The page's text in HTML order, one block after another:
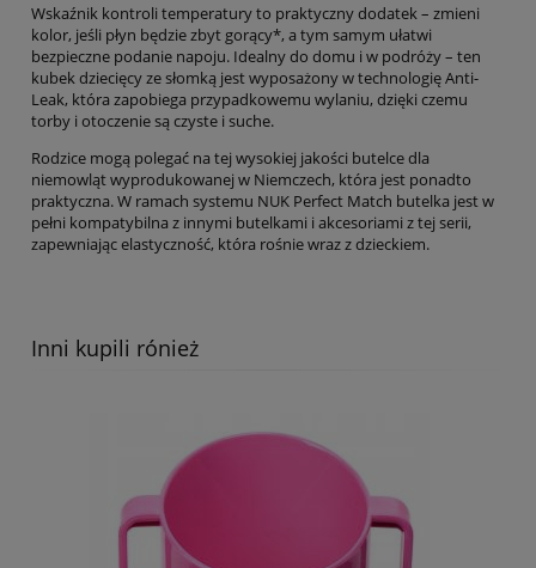
Wskaźnik kontroli temperatury to praktyczny dodatek – zmieni
kolor, jeśli płyn będzie zbyt gorący*, a tym samym ułatwi
bezpieczne podanie napoju. Idealny do domu i w podróży – ten
kubek dziecięcy ze słomką jest wyposażony w technologię Anti-
Leak, która zapobiega przypadkowemu wylaniu, dzięki czemu
torby i otoczenie są czyste i suche.
Rodzice mogą polegać na tej wysokiej jakości butelce dla
niemowląt wyprodukowanej w Niemczech, która jest ponadto
praktyczna. W ramach systemu NUK Perfect Match butelka jest w
pełni kompatybilna z innymi butelkami i akcesoriami z tej serii,
zapewniając elastyczność, która rośnie wraz z dzieckiem.
Inni kupili rónież